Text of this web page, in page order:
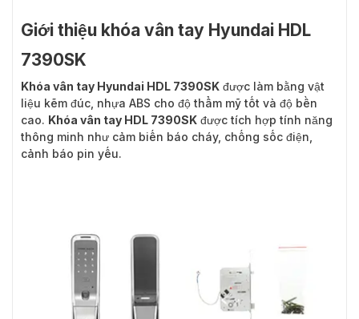
Giới thiệu khóa vân tay Hyundai HDL
7390SK
Khóa vân tay Hyundai HDL 7390SK được làm bằng vật
liệu kẽm đúc, nhựa ABS cho độ thẩm mỹ tốt và độ bền
cao. Khóa vân tay HDL 7390SK được tích hợp tính năng
thông minh như cảm biến báo cháy, chống sốc điện,
cảnh báo pin yếu.